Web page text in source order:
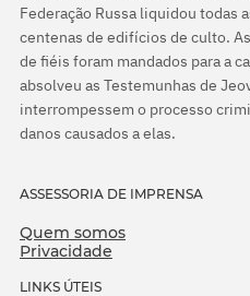
Federação Russa liquidou todas
centenas de edifícios de culto.
de fiéis foram mandados para a
absolveu as Testemunhas de
interrompessem o processo
danos causados a elas.
ASSESSORIA DE IMPRENSA
Quem somos
Privacidade
LINKS ÚTEIS